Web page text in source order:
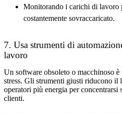
Monitorando i carichi di lavoro
costantemente sovraccaricato.
7. Usa strumenti di
lavoro
Un software obsoleto o macchinoso
stress. Gli strumenti giusti riducono il
operatori più energia per concentrarsi
clienti.